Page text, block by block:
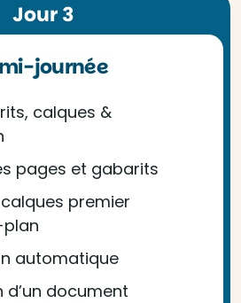
Jour 3
journée
calques &
pages et gabarits
premier
automatique
d’un document